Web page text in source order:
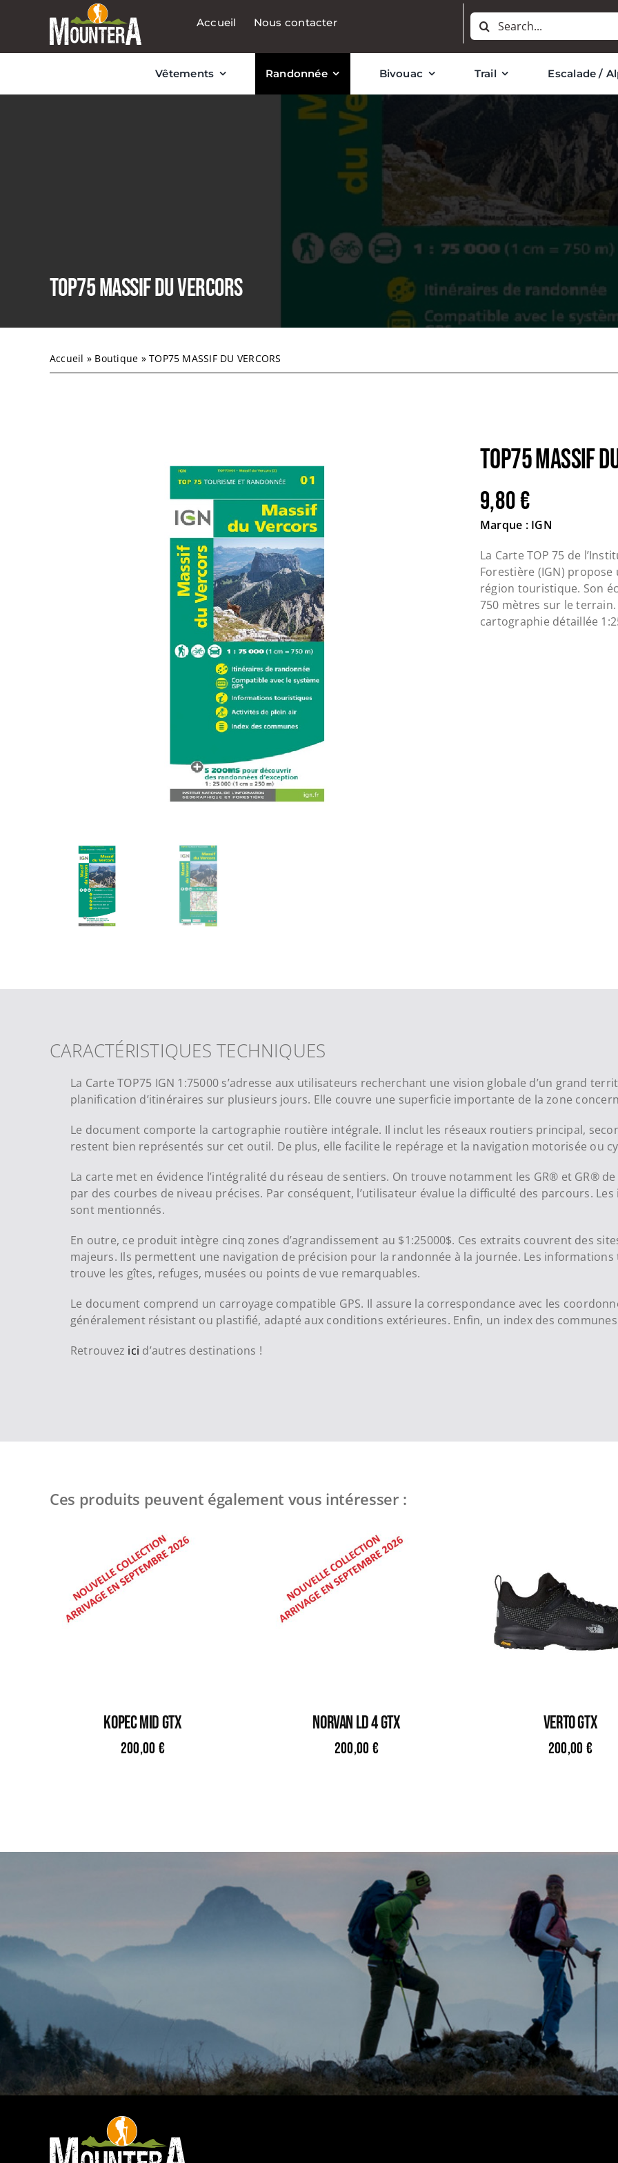
Accueil Nous contacter Rechercher:
Vêtements Randonnée Bivouac Trail Escalade /
TOP75 MASSIF DU VERCORS
Accueil » Boutique »TOP75 MASSIF DU VERCORS
TOP75 MASSIF
9,80€
Marque : IGN
La Carte TOP75 de
Forestière (IGN) propose
région touristique. Son
750 mètres sur le
cartographie détaillée
CARACTÉRISTIQUES TECHNIQUES
La Carte TOP75 IGN 1:75000 s’adresse aux utilisateurs recherchant une vision globale d’un grand
planification d’itinéraires sur plusieurs jours. Elle couvre une superficie importante de la zone
Le document comporte la cartographie routière intégrale. Il inclut les réseaux routiers principal,
restent bien représentés sur cet outil. De plus, elle facilite le repérage et la navigation motorisée ou
La carte met en évidence l’intégralité du réseau de sentiers. On trouve notamment les GR® et GR®
par des courbes de niveau précises. Par conséquent, l’utilisateur évalue la difficulté des parcours.
sont mentionnés.
En outre, ce produit intègre cinq zones d’agrandissement au $1:25000$. Ces extraits couvrent des
majeurs. Ils permettent une navigation de précision pour la randonnée à la journée. Les
trouve les gîtes, refuges, musées ou points de vue remarquables.
Le document comprend un carroyage compatible GPS. Il assure la correspondance avec les
généralement résistant ou plastifié, adapté aux conditions extérieures. Enfin, un index des
Retrouvez ici d’autres destinations !
Ces produits peuvent également vous intéresser :
KOPEC MID GTX
200,00 €
NORVAN LD 4 GTX
200,00 €
VERTO GTX
200,00 €